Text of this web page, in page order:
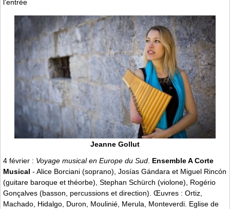
l’entrée
Jeanne Gollut
4 février : Voyage musical en Europe du Sud. Ensemble A Corte
Musical - Alice Borciani (soprano), Josías Gándara et Miguel Rincón
(guitare baroque et théorbe), Stephan Schürch (violone), Rogério
Gonçalves (basson, percussions et direction). Œuvres : Ortiz,
Machado, Hidalgo, Duron, Moulinié, Merula, Monteverdi. Eglise de